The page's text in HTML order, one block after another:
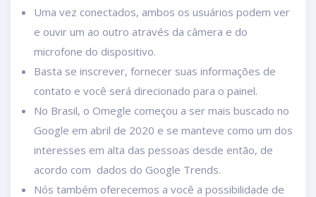
Uma vez conectados, ambos os usuários podem ver
e ouvir um ao outro através da câmera e do
microfone do dispositivo.
Basta se inscrever, fornecer suas informações de
contato e você será direcionado para o painel.
No Brasil, o Omegle começou a ser mais buscado no
Google em abril de 2020 e se manteve como um dos
interesses em alta das pessoas desde então, de
acordo com dados do Google Trends.
Nós também oferecemos a você a possibilidade de